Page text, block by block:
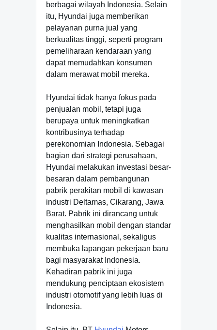
berbagai wilayah Indonesia. Selain
itu, Hyundai juga memberikan
pelayanan purna jual yang
berkualitas tinggi, seperti program
pemeliharaan kendaraan yang
dapat memudahkan konsumen
dalam merawat mobil mereka.
Hyundai tidak hanya fokus pada
penjualan mobil, tetapi juga
berupaya untuk meningkatkan
kontribusinya terhadap
perekonomian Indonesia. Sebagai
bagian dari strategi perusahaan,
Hyundai melakukan investasi besar-
besaran dalam pembangunan
pabrik perakitan mobil di kawasan
industri Deltamas, Cikarang, Jawa
Barat. Pabrik ini dirancang untuk
menghasilkan mobil dengan standar
kualitas internasional, sekaligus
membuka lapangan pekerjaan baru
bagi masyarakat Indonesia.
Kehadiran pabrik ini juga
mendukung penciptaan ekosistem
industri otomotif yang lebih luas di
Indonesia.